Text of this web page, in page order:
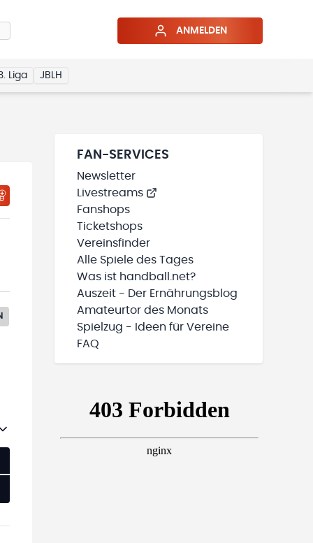
ANMELDEN
Liga JBLH
FAN-SERVICES
Newsletter
Livestreams
Fanshops
Ticketshops
Vereinsfinder
Alle Spiele des Tages
Was ist handball.net?
Auszeit - Der Ernährungsblog
Amateurtor des Monats
Spielzug - Ideen für Vereine
FAQ